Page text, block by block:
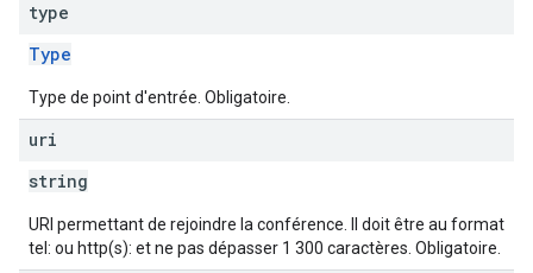
type
Type
Type de point d'entrée. Obligatoire.
uri
string
URI permettant de rejoindre la conférence. Il doit être au format
tel: ou http(s): et ne pas dépasser 1 300 caractères. Obligatoire.